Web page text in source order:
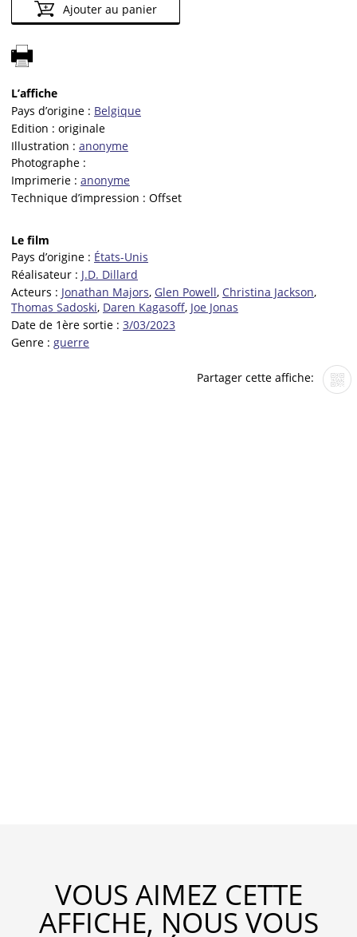
Ajouter au panier
L’affiche
Pays d’origine : Belgique
Edition : originale
Illustration : anonyme
Photographe :
Imprimerie : anonyme
Technique d’impression : Offset
Le film
Pays d’origine : États-Unis
Réalisateur : J.D. Dillard
Acteurs : Jonathan Majors, Glen Powell, Christina Jackson,
Thomas Sadoski, Daren Kagasoff, Joe Jonas
Date de 1ère sortie : 3/03/2023
Genre : guerre
Partager cette affiche:
VOUS AIMEZ CETTE
AFFICHE, NOUS VOUS